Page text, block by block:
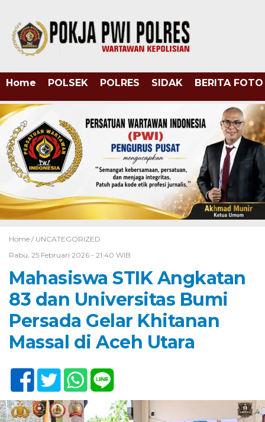
Home POLSEK POLRES SIDAK BERITA FOTO
Home / UNCATEGORIZED
Rabu, 25 Februari 2026 - 21:40 WIB
Mahasiswa STIK Angkatan
83 dan Universitas Bumi
Persada Gelar Khitanan
Massal di Aceh Utara